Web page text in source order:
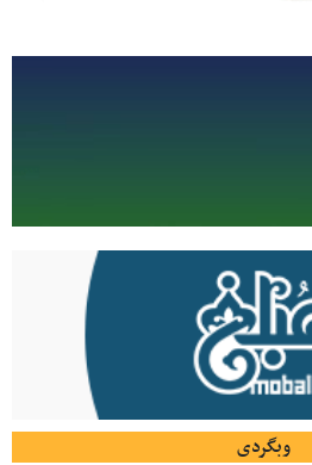
وبگردی